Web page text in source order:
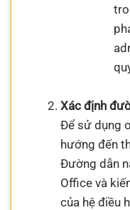
Xác định
Để sử dụng
hướng đến
Đường dẫn
Office và
của hệ điều